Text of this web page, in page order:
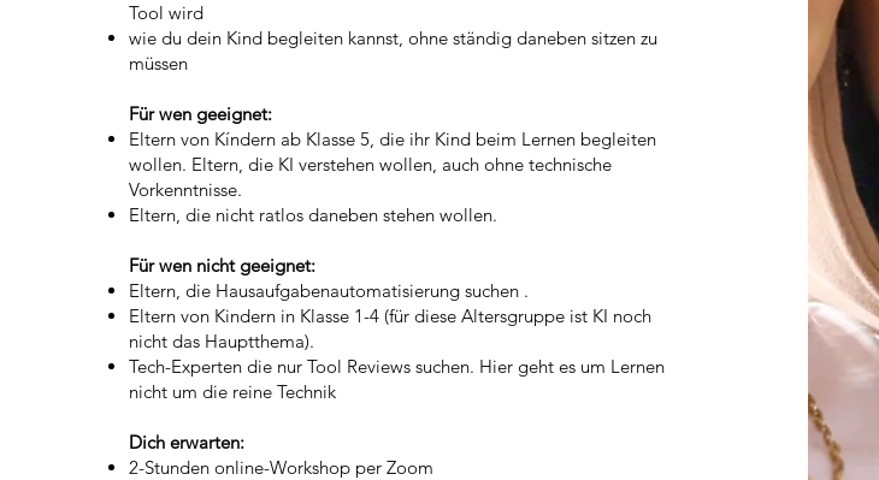
Tool wird
wie du dein Kind begleiten kannst, ohne ständig daneben sitzen zu
müssen
Für wen geeignet:
Eltern von Kíndern ab Klasse 5, die ihr Kind beim Lernen begleiten
wollen. Eltern, die KI verstehen wollen, auch ohne technische
Vorkenntnisse.
Eltern, die nicht ratlos daneben stehen wollen.
Für wen nicht geeignet:
Eltern, die Hausaufgabenautomatisierung suchen .
Eltern von Kindern in Klasse 1-4 (für diese Altersgruppe ist KI noch
nicht das Hauptthema).
Tech-Experten die nur Tool Reviews suchen. Hier geht es um Lernen
nicht um die reine Technik
Dich erwarten:
2-Stunden online-Workshop per Zoom